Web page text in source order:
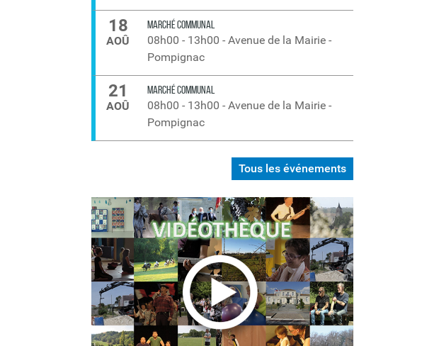
Tous les événements
18
AOÛ
MARCHÉ COMMUNAL
08h00 - 13h00 - Avenue de la Mairie -
Pompignac
21
AOÛ
MARCHÉ COMMUNAL
08h00 - 13h00 - Avenue de la Mairie -
Pompignac